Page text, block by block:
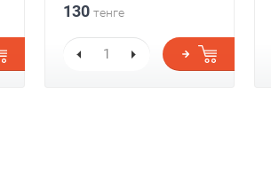
130 тенге